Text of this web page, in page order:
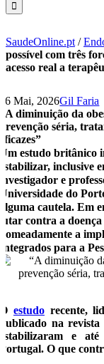
SaudeOnline.pt /
possível com três
acesso real a
26 Mai, 2026Gil Faria
“A diminuição da
prevenção séria,
eficazes”
Um estudo britânico
estabilizar, inclusive
investigador e
Universidade do
alguma cautela. Em
lutar contra a
nomeadamente a
Integrados para a
O estudorecente,
publicado na revista
estabilizaram e
Portugal. O que